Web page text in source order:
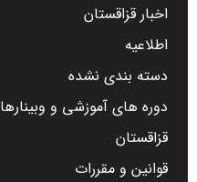
اخبار قزاقستان
اطلاعیه
دسته بندی نشده
دوره های آموزشی و وبینارها
قزاقستان
قوانین و مقررات